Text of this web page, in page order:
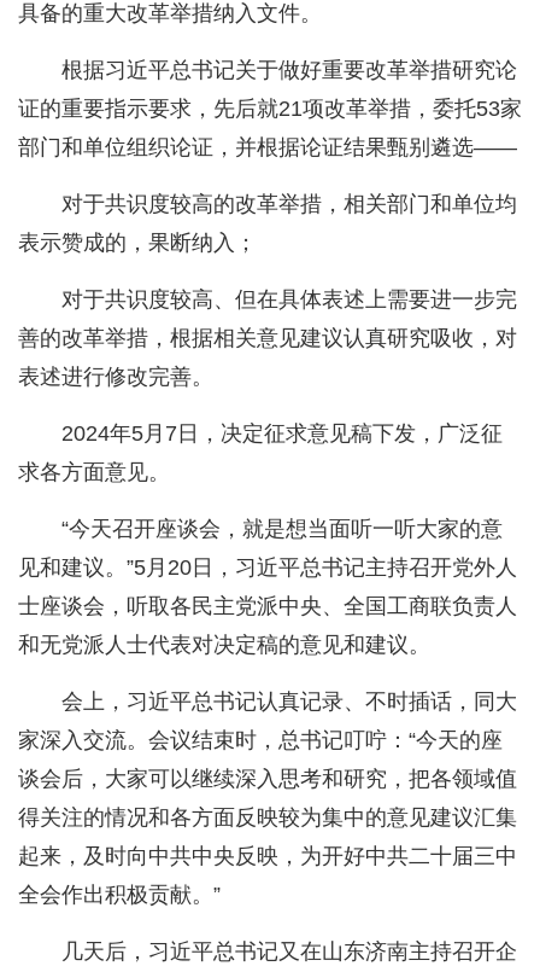
具备的重大改革举措纳入文件。
根据习近平总书记关于做好重要改革举措研究论
证的重要指示要求，先后就21项改革举措，委托53家
部门和单位组织论证，并根据论证结果甄别遴选——
对于共识度较高的改革举措，相关部门和单位均
表示赞成的，果断纳入；
对于共识度较高、但在具体表述上需要进一步完
善的改革举措，根据相关意见建议认真研究吸收，对
表述进行修改完善。
2024年5月7日，决定征求意见稿下发，广泛征
求各方面意见。
“今天召开座谈会，就是想当面听一听大家的意
见和建议。”5月20日，习近平总书记主持召开党外人
士座谈会，听取各民主党派中央、全国工商联负责人
和无党派人士代表对决定稿的意见和建议。
会上，习近平总书记认真记录、不时插话，同大
家深入交流。会议结束时，总书记叮咛：“今天的座
谈会后，大家可以继续深入思考和研究，把各领域值
得关注的情况和各方面反映较为集中的意见建议汇集
起来，及时向中共中央反映，为开好中共二十届三中
全会作出积极贡献。”
几天后，习近平总书记又在山东济南主持召开企